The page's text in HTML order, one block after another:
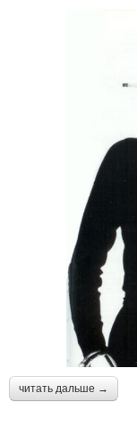
читать дальше →